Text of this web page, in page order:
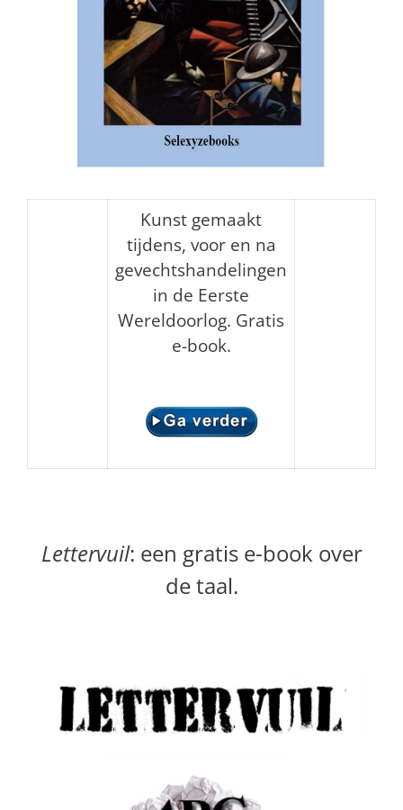
Kunst gemaakt
tijdens, voor en na
gevechtshandelingen
in de Eerste
Wereldoorlog. Gratis
e-book.
Lettervuil: een gratis e-book over
de taal.